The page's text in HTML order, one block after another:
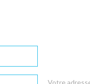
Votre